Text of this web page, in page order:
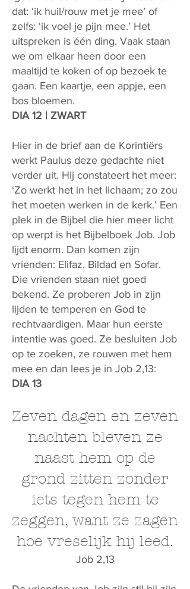
dat: ‘ik huil/rouw met je mee’ of
zelfs: ‘ik voel je pijn mee.’ Het
uitspreken is één ding. Vaak staan
we om elkaar heen door een
maaltijd te koken of op bezoek te
gaan. Een kaartje, een appje, een
bos bloemen.
DIA 12 | ZWART
Hier in de brief aan de Korintiërs
werkt Paulus deze gedachte niet
verder uit. Hij constateert het meer:
‘Zo werkt het in het lichaam; zo zou
het moeten werken in de kerk.’ Een
plek in de Bijbel die hier meer licht
op werpt is het Bijbelboek Job. Job
lijdt enorm. Dan komen zijn
vrienden: Elifaz, Bildad en Sofar.
Die vrienden staan niet goed
bekend. Ze proberen Job in zijn
lijden te temperen en God te
rechtvaardigen. Maar hun eerste
intentie was goed. Ze besluiten Job
op te zoeken, ze rouwen met hem
mee en dan lees je in Job 2,13:
DIA 13
Zeven dagen en zeven
nachten bleven ze
naast hem op de
grond zitten zonder
iets tegen hem te
zeggen, want ze zagen
hoe vreselijk hij leed.
Job 2,13